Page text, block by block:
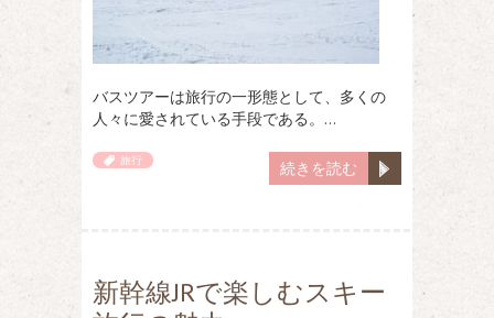
バスツアーは旅行の一形態として、多くの
人々に愛されている手段である。…
続きを読む
旅行
新幹線JRで楽しむスキー